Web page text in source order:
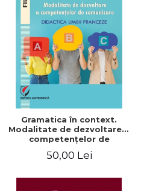
Gramatica în context.
Modalitate de dezvoltare a
competenţelor de
limbii franceze
50,00 Lei